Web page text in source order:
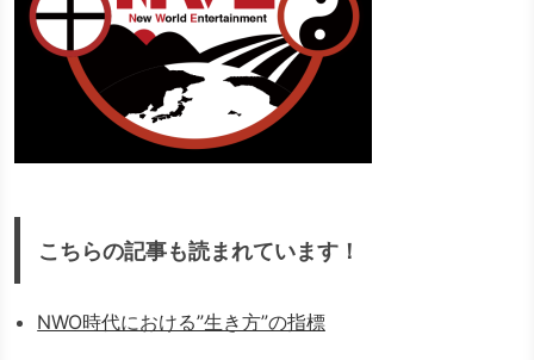
こちらの記事も読まれています！
NWO時代における”生き方”の指標